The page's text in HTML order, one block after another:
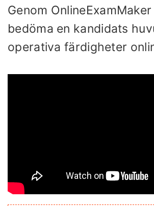
Genom
bedöma en kandidats
operativa färdigheter